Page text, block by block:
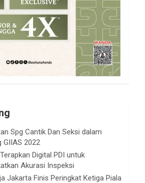
Spg Cantik Dan Seksi dalam
GIIAS 2022
Digital PDI untuk
Akurasi Inspeksi
Jakarta Finis Peringkat Ketiga Piala